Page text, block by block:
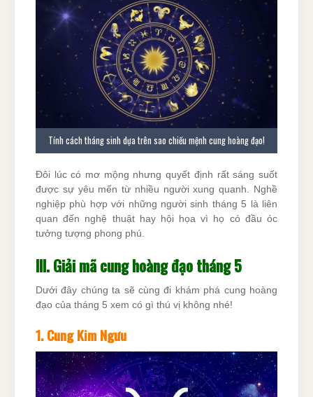
Tính cách tháng sinh dựa trên sao chiếu mệnh cung hoàng đạo!
Đôi lúc có mơ mộng nhưng quyết định rất sáng suốt
được sự yêu mến từ nhiều người xung quanh. Nghề
nghiệp phù hợp với những người sinh tháng 5 là liên
quan đến nghệ thuật hay hội họa vì họ có đầu óc
tưởng tượng phong phú.
III. Giải mã cung hoàng đạo tháng 5
Dưới đây chúng ta sẽ cùng đi khám phá cung hoàng
đạo của tháng 5 xem có gì thú vị không nhé!
1. Cung Kim Ngưu